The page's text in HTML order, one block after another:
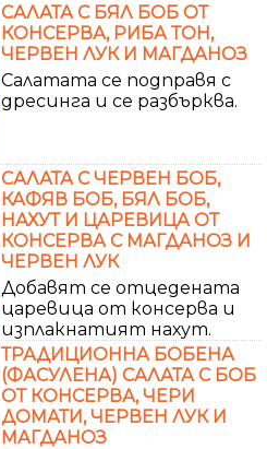
САЛАТА С БЯЛ БОБ ОТ
КОНСЕРВА, РИБА ТОН,
ЧЕРВЕН ЛУК И МАГДАНОЗ
Салатата се подправя с
дресинга и се разбърква.
САЛАТА С ЧЕРВЕН БОБ,
КАФЯВ БОБ, БЯЛ БОБ,
НАХУТ И ЦАРЕВИЦА ОТ
КОНСЕРВА С МАГДАНОЗ И
ЧЕРВЕН ЛУК
Добавят се отцедената
царевица от консерва и
изплакнатият нахут.
ТРАДИЦИОННА БОБЕНА
(ФАСУЛЕНА) САЛАТА С БОБ
ОТ КОНСЕРВА, ЧЕРИ
ДОМАТИ, ЧЕРВЕН ЛУК И
МАГДАНОЗ